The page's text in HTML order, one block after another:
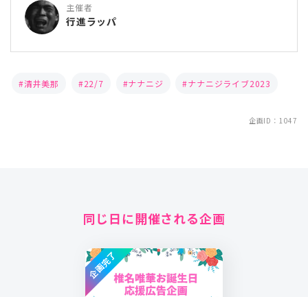
主催者
行進ラッパ
清井美那 22/7 ナナニジ ナナニジライブ2023
企画ID：1047
同じ日に開催される企画
企画完了